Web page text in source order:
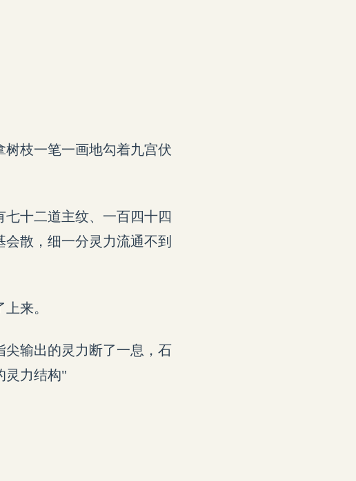
枝一笔一画地勾着九宫伏
十二道主纹、一百四十四
散，细一分灵力流通不到
来。
尖输出的灵力断了一息，石
灵力结构"